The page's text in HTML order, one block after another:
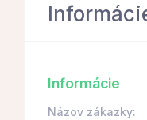
Informácie
Názov zákazky: